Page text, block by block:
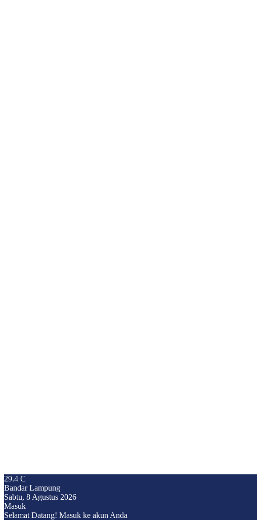
29.4 C
Bandar Lampung
Sabtu, 8 Agustus 2026
Masuk
Selamat Datang! Masuk ke akun Anda